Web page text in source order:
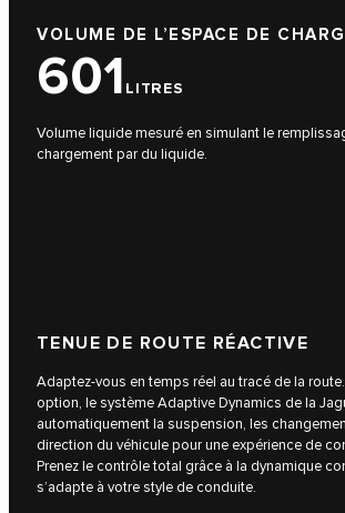
VOLUME DE L’ESPACE DE
601 LITRES
Volume liquide mesuré en simulant le
chargement par du liquide.
TENUE DE ROUTE RÉACTIVE
Adaptez-vous en temps réel au tracé de la
option, le système Adaptive Dynamics de la
automatiquement la suspension, les
direction du véhicule pour une expérience de
Prenez le contrôle total grâce à la dynamique
s’adapte à votre style de conduite.